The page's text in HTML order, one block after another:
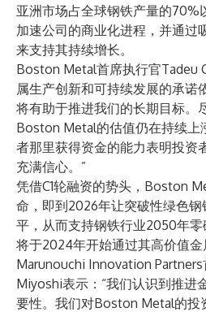
亚洲市场占全球钢铁产量的70%
加速公司的商业化进程，并通过
来支持其持续增长。
Boston Metal首席执行官Tadeu
属生产创新和可持续发展的承诺
将有助于推进我们的长期目标。
Boston Metal的估值仍在持续上
者那里获得资金的能力表明投资
充满信心。”
凭借C1轮融资的势头，Boston
命，即到2026年让突破性绿色
平，从而支持钢铁行业2050年
将于2024年开始通过其高价值金
Marunouchi Innovation
Miyoshi表示：“我们认识到推进
要性。我们对Boston Metal的投